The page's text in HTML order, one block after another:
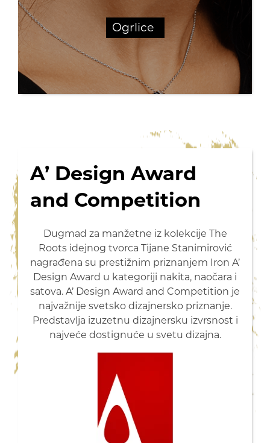
Ogrlice
A’ Design Award
and Competition
Dugmad za manžetne iz kolekcije The
Roots idejnog tvorca Tijane Stanimirović
nagrađena su prestižnim priznanjem Iron A’
Design Award u kategoriji nakita, naočara i
satova. A’ Design Award and Competition je
najvažnije svetsko dizajnersko priznanje.
Predstavlja izuzetnu dizajnersku izvrsnost i
najveće dostignuće u svetu dizajna.